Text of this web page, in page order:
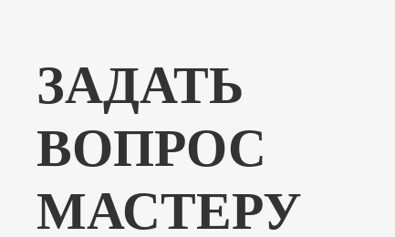
ЗАДАТЬ
ВОПРОС
МАСТЕРУ